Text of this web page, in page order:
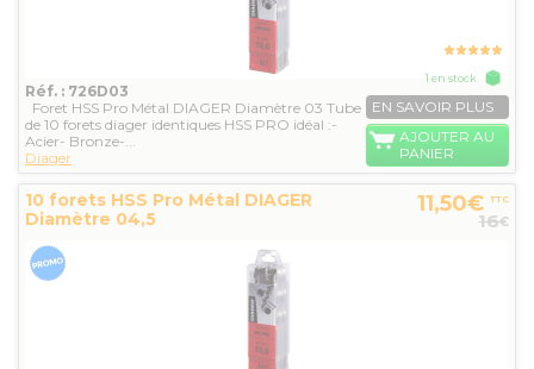
Réf. : 726D03
Foret HSS Pro Métal DIAGER Diamètre 03 Tube
de 10 forets diager identiques HSS PRO idéal :-
Acier- Bronze-...
Diager
1 en stock
EN SAVOIR PLUS
AJOUTER AU
PANIER
10 forets HSS Pro Métal DIAGER
Diamètre 04,5
11,50€ TTC
16€